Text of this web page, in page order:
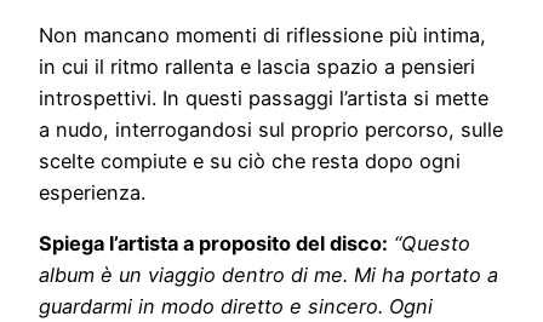
Non mancano momenti di riflessione più intima,
in cui il ritmo rallenta e lascia spazio a pensieri
introspettivi. In questi passaggi l’artista si mette
a nudo, interrogandosi sul proprio percorso, sulle
scelte compiute e su ciò che resta dopo ogni
esperienza.
Spiega l’artista a proposito del disco: “Questo
album è un viaggio dentro di me. Mi ha portato a
guardarmi in modo diretto e sincero. Ogni